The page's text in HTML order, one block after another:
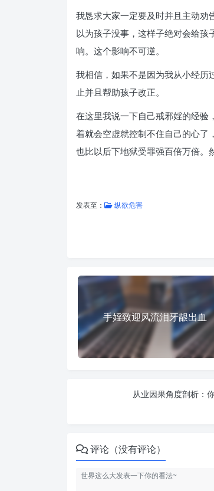
我恳求大家一定要及时并且主动劝
以为孩子没事，这样子绝对会给
响。这个影响不可逆。
我相信，如果不是因为我从小经历
止并且帮助孩子改正。
在这里我说一下自己戒邪婬的经验
着就会空虚就控制不住自己的心了
也比以后下地狱受罪强百倍万倍。
发表至： 纵欲危害
手婬致迎风流泪牙龈出血
从业因果角度剖析：
评论（没有评论）